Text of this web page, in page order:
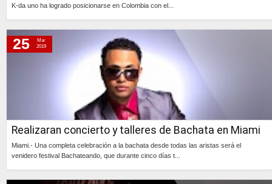
K-da uno ha logrado posicionarse en Colombia con el...
Realizaran concierto y talleres de Bachata en Miami
Miami.- Una completa celebración a la bachata desde todas las aristas será el
venidero festival Bachateando, que durante cinco días t...
25
Mar
2019